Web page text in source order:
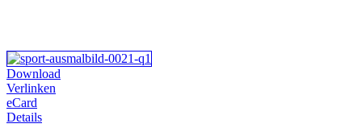
Download
Verlinken
eCard
Details